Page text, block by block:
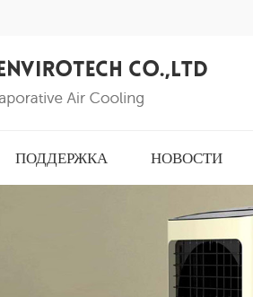
ПОДДЕРЖКА НОВОСТИ